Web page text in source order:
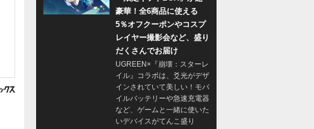
豪華！全6商品に使える
5％オフクーポンやコスプ
レイヤー撮影会など、盛り
だくさんでお届け
UGREEN×『崩壊：スターレ
イル』コラボは、爻光がデザ
インされていて美しい！モバ
イルバッテリーや急速充電器
など、ゲームと一緒に使いた
いデバイスがてんこ盛り